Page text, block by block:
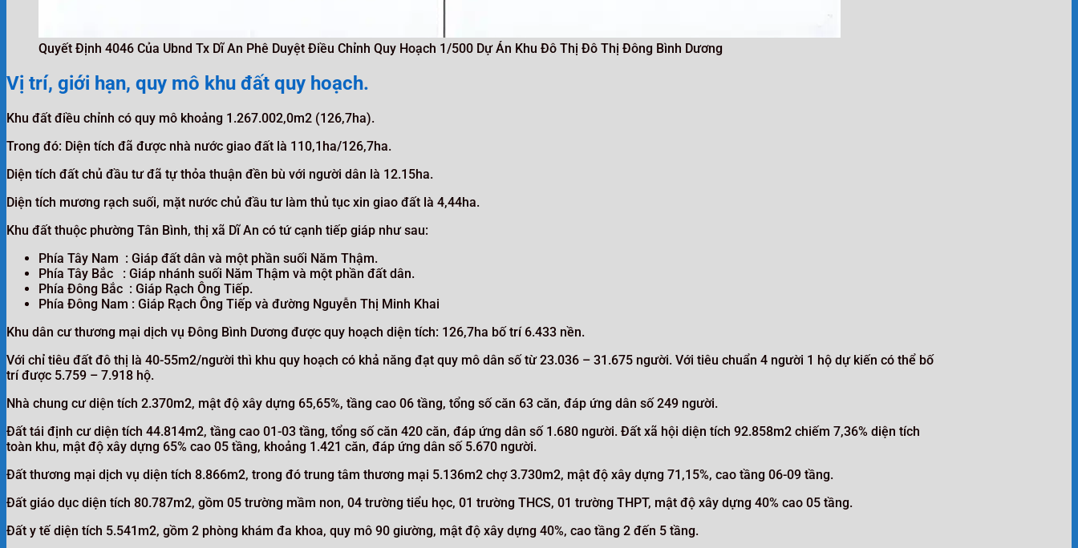
Quyết Định 4046 Của Ubnd Tx Dĩ An Phê Duyệt Điều Chỉnh Quy Hoạch 1/500 Dự Án Khu Đô Thị Đô Thị Đông Bình Dương
Vị trí, giới hạn, quy mô khu đất quy hoạch.
Khu đất điều chỉnh có quy mô khoảng 1.267.002,0m2 (126,7ha).
Trong đó: Diện tích đã được nhà nước giao đất là 110,1ha/126,7ha.
Diện tích đất chủ đầu tư đã tự thỏa thuận đền bù với người dân là 12.15ha.
Diện tích mương rạch suối, mặt nước chủ đầu tư làm thủ tục xin giao đất là 4,44ha.
Khu đất thuộc phường Tân Bình, thị xã Dĩ An có tứ cạnh tiếp giáp như sau:
Phía Tây Nam : Giáp đất dân và một phần suối Năm Thậm.
Phía Tây Bắc : Giáp nhánh suối Năm Thậm và một phần đất dân.
Phía Đông Bắc : Giáp Rạch Ông Tiếp.
Phía Đông Nam : Giáp Rạch Ông Tiếp và đường Nguyễn Thị Minh Khai
Khu dân cư thương mại dịch vụ Đông Bình Dương được quy hoạch diện tích: 126,7ha bố trí 6.433 nền.
Với chỉ tiêu đất đô thị là 40-55m2/người thì khu quy hoạch có khả năng đạt quy mô dân số từ 23.036 – 31.675 người. Với tiêu chuẩn 4 người 1 hộ dự kiến có thể bố
trí được 5.759 – 7.918 hộ.
Nhà chung cư diện tích 2.370m2, mật độ xây dựng 65,65%, tầng cao 06 tầng, tổng số căn 63 căn, đáp ứng dân số 249 người.
Đất tái định cư diện tích 44.814m2, tầng cao 01-03 tầng, tổng số căn 420 căn, đáp ứng dân số 1.680 người. Đất xã hội diện tích 92.858m2 chiếm 7,36% diện tích
toàn khu, mật độ xây dựng 65% cao 05 tầng, khoảng 1.421 căn, đáp ứng dân số 5.670 người.
Đất thương mại dịch vụ diện tích 8.866m2, trong đó trung tâm thương mại 5.136m2 chợ 3.730m2, mật độ xây dựng 71,15%, cao tầng 06-09 tầng.
Đất giáo dục diện tích 80.787m2, gồm 05 trường mầm non, 04 trường tiểu học, 01 trường THCS, 01 trường THPT, mật độ xây dựng 40% cao 05 tầng.
Đất y tế diện tích 5.541m2, gồm 2 phòng khám đa khoa, quy mô 90 giường, mật độ xây dựng 40%, cao tầng 2 đến 5 tầng.